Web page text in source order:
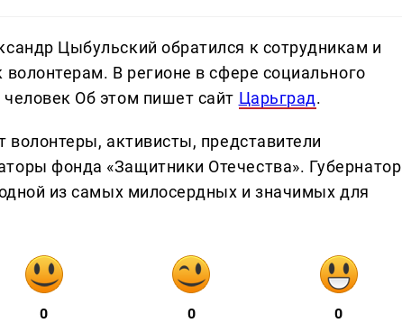
Цыбульский обратился к сотрудникам и
В регионе в сфере социального
Об этом пишет сайт Царьград.
волонтеры, активисты, представители
фонда «Защитники Отечества». Губернатор
из самых милосердных и значимых для
0 0 0